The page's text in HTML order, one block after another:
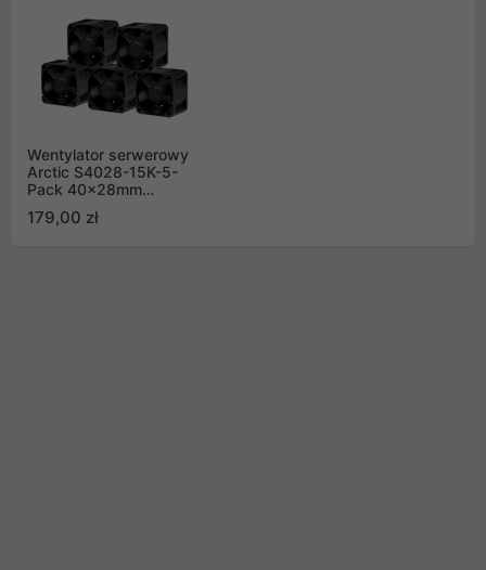
Wentylator serwerowy
Arctic S4028-15K-5-
Pack 40x28mm
szt.)
179,00 zł